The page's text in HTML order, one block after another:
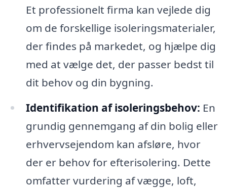
Et professionelt firma kan vejlede dig
om de forskellige isoleringsmaterialer,
der findes på markedet, og hjælpe dig
med at vælge det, der passer bedst til
dit behov og din bygning.
Identifikation af isoleringsbehov: En
grundig gennemgang af din bolig eller
erhvervsejendom kan afsløre, hvor
der er behov for efterisolering. Dette
omfatter vurdering af vægge, loft,